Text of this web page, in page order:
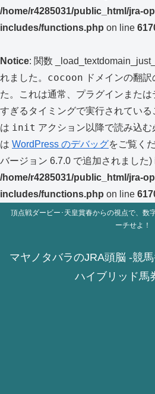
/home/r4285031/public_html/jra-
includes/functions.php on line
Notice: 関数
れました。 cocoon ドメインの翻
た。これは通常、プラグインまた
すぎるタイミングで実行されてい
は init アクション以降で読み込む
は WordPress のデバッグをご覧く
バージョン 6.7.0 で追加されました)
/home/r4285031/public_html/jra-
includes/functions.php on line
頂点戦ダービー･天皇賞春からの視点で、数
ーチせよ！
マヤノタバラのJRA頭脳 -競
ハイブリッド馬